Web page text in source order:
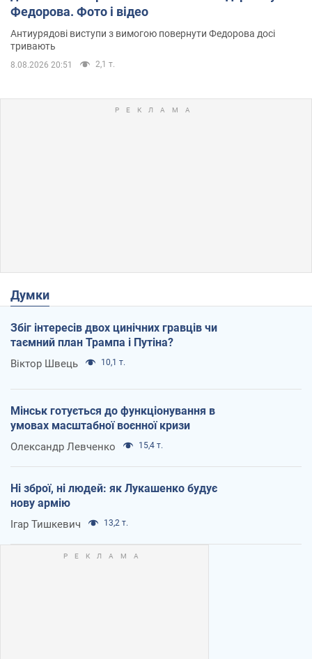
Федорова. Фото і відео
Антиурядові виступи з вимогою повернути Федорова досі
тривають
8.08.2026 20:51 2,1 т.
Думки
Збіг інтересів двох цинічних гравців чи
таємний план Трампа і Путіна?
Віктор Швець 10,1 т.
Мінськ готується до функціонування в
умовах масштабної воєнної кризи
Олександр Левченко 15,4 т.
Ні зброї, ні людей: як Лукашенко будує
нову армію
Ігар Тишкевич 13,2 т.